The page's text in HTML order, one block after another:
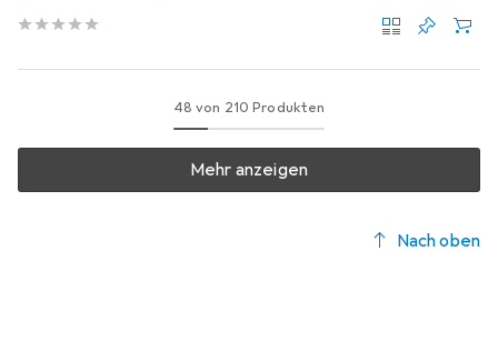
48 von 210 Produkten
Mehr anzeigen
Nach oben